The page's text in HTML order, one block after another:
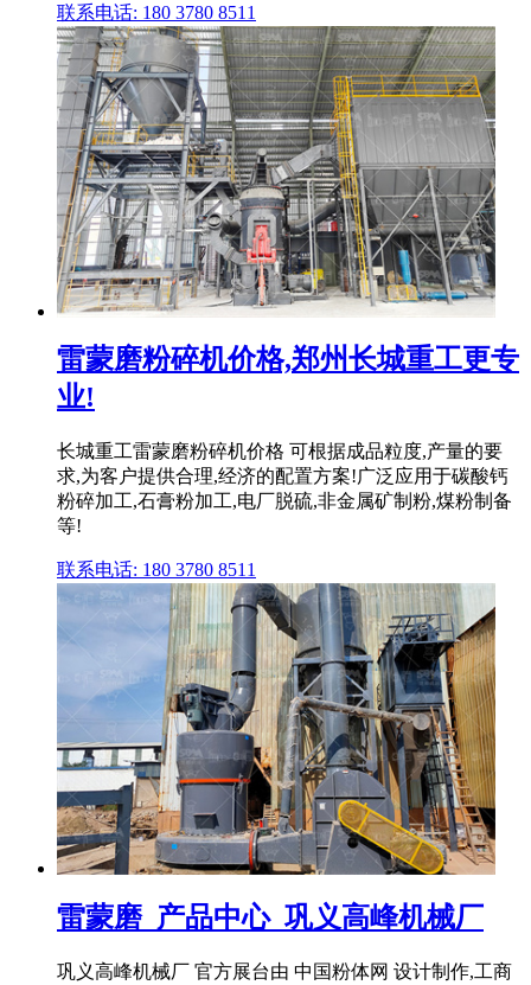
联系电话: 180 3780 8511
雷蒙磨粉碎机价格,郑州长城重工更专
业!
长城重工雷蒙磨粉碎机价格 可根据成品粒度,产量的要
求,为客户提供合理,经济的配置方案!广泛应用于碳酸钙
粉碎加工,石膏粉加工,电厂脱硫,非金属矿制粉,煤粉制备
等!
联系电话: 180 3780 8511
雷蒙磨_产品中心_巩义高峰机械厂
巩义高峰机械厂 官方展台由 中国粉体网 设计制作,工商